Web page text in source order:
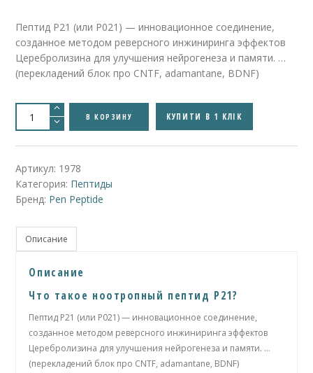
Пептид P21 (или P021) — инновационное соединение,
созданное методом реверсного инжиниринга эффектов
Церебролизина для улучшения нейрогенеза и памяти. …
(перекладений блок про CNTF, adamantane, BDNF)
Количество
товара
Nootropic
-
|
10mg
В КОРЗИНУ КУПИТИ В 1 КЛІК
Артикул: 1978
Категория: Пептиды
Бренд: Pen Peptide
Описание
Описание
Что такое ноотропный пептид P21?
Пептид P21 (или P021) — инновационное соединение,
созданное методом реверсного инжиниринга эффектов
Церебролизина для улучшения нейрогенеза и памяти. …
(перекладений блок про CNTF, adamantane, BDNF)